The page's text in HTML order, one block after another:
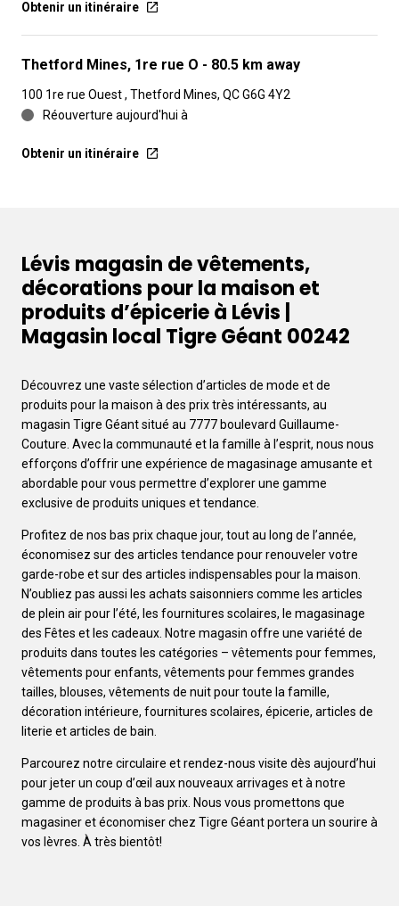
Obtenir un itinéraire
Thetford Mines, 1re rue O - 80.5 km away
100 1re rue Ouest , Thetford Mines, QC G6G 4Y2
Réouverture aujourd'hui à
Obtenir un itinéraire
Lévis magasin de vêtements,
décorations pour la maison et
produits d’épicerie à Lévis |
Magasin local Tigre Géant 00242
Découvrez une vaste sélection d’articles de mode et de
produits pour la maison à des prix très intéressants, au
magasin Tigre Géant situé au 7777 boulevard Guillaume-
Couture. Avec la communauté et la famille à l’esprit, nous nous
efforçons d’offrir une expérience de magasinage amusante et
abordable pour vous permettre d’explorer une gamme
exclusive de produits uniques et tendance.
Profitez de nos bas prix chaque jour, tout au long de l’année,
économisez sur des articles tendance pour renouveler votre
garde-robe et sur des articles indispensables pour la maison.
N’oubliez pas aussi les achats saisonniers comme les articles
de plein air pour l’été, les fournitures scolaires, le magasinage
des Fêtes et les cadeaux. Notre magasin offre une variété de
produits dans toutes les catégories – vêtements pour femmes,
vêtements pour enfants, vêtements pour femmes grandes
tailles, blouses, vêtements de nuit pour toute la famille,
décoration intérieure, fournitures scolaires, épicerie, articles de
literie et articles de bain.
Parcourez notre circulaire et rendez-nous visite dès aujourd’hui
pour jeter un coup d’œil aux nouveaux arrivages et à notre
gamme de produits à bas prix. Nous vous promettons que
magasiner et économiser chez Tigre Géant portera un sourire à
vos lèvres. À très bientôt!